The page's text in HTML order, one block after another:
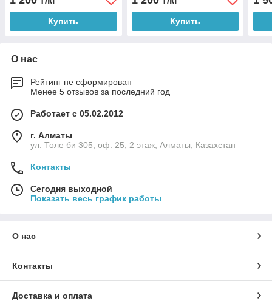
Купить Купить
О нас
Рейтинг не сформирован
Менее 5 отзывов за последний год
Работает с 05.02.2012
г. Алматы
ул. Толе би 305, оф. 25, 2 этаж, Алматы, Казахстан
Контакты
Сегодня выходной
Показать весь график работы
О нас
Контакты
Доставка и оплата